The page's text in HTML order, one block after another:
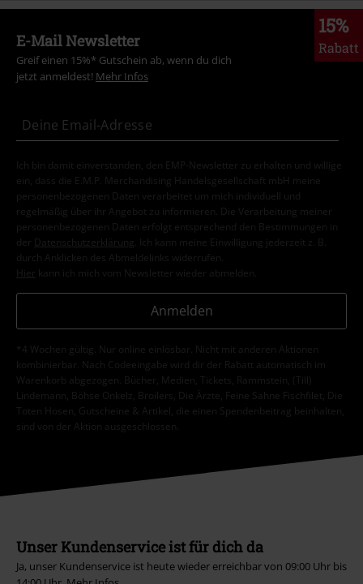
15%
Rabatt
E-Mail Newsletter
Greif einen 15%* Gutschein ab, wenn du dich
jetzt anmeldest! Mehr Infos
Ich bin damit einverstanden, den EMP-Newsletter zu erhalten und willige
ein, dass die E.M.P. Merchandising Handelsgesellschaft mbH meine
personenbezogenen Daten verarbeitet um mich individuell und
regelmäßig über ihr Angebot zu informieren. Die Verarbeitung meiner
personenbezogenen Daten erfolgt entsprechend den Bestimmungen in
der
Datenschutzerklärung
. Ich kann meine Einwilligung jederzeit z. B.
durch Anklicken des Abmeldelinks widerrufen.
Hier kann ich mich vom Newsletter wieder abmelden.
Anmelden
*4 Wochen gültig. Nur online einlösbar. Nicht mit anderen Aktionen
kombinierbar. Nach Codeeingabe wird dir der Rabatt automatisch im
Warenkorb abgezogen. Bücher, Medien, Tickets, Rammstein, (Till)
Lindemann, Böhse Onkelz, Broilers, Die Ärzte, Feine Sahne Fischfilet, Die
Toten Hosen, Gutscheine & Artikel, die einen Spendenbeitrag beinhalten,
sind von der Aktion ausgeschlossen.
Unser Kundenservice ist für dich da
Ja, unser Kundenservice ist heute wieder erreichbar von 09:00 Uhr bis